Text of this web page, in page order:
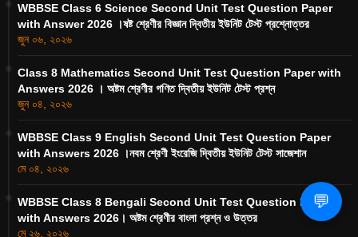
💬
WBBSE Class 6 Science Second Unit Test Question Paper
with Answer 2026 ।ষষ্ট শ্রেণীর বিজ্ঞান দ্বিতীয় ইউনিট টেস্ট প্রশ্নোত্তর
জুন ০৬, ২০২৬
Class 8 Mathematics Second Unit Test Question Paper with
Answers 2026 । অষ্টম শ্রেণীর গণিত দ্বিতীয় ইউনিট টেস্ট প্রশ্ন
জুন ০৪, ২০২৬
WBBSE Class 9 English Second Unit Test Question Paper
with Answers 2026 ।নবম শ্রেণী ইংরেজি দ্বিতীয় ইউনিট টেস্ট সাজেশান
মে ০৪, ২০২৬
WBBSE Class 8 Bengali Second Unit Test Question Paper
with Answers 2026। অষ্টম শ্রেণীর বাংলা প্রশ্ন ও উত্তর
মে ২৬, ২০২৬